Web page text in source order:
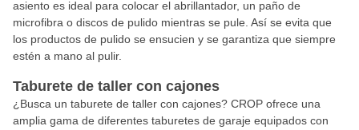
asiento es ideal para colocar el abrillantador, un paño de
microfibra o discos de pulido mientras se pule. Así se evita que
los productos de pulido se ensucien y se garantiza que siempre
estén a mano al pulir.
Taburete de taller con cajones
¿Busca un taburete de taller con cajones? CROP ofrece una
amplia gama de diferentes taburetes de garaje equipados con